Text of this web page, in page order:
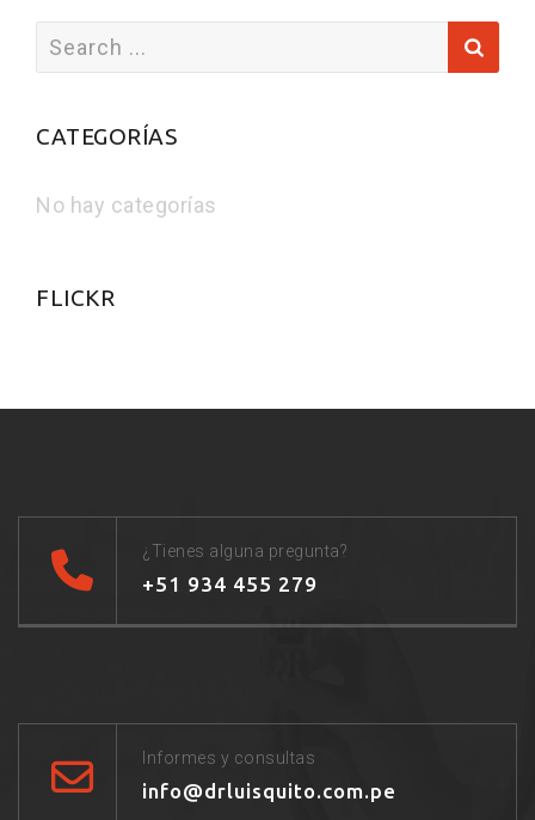
Search
CATEGORÍAS
No hay categorías
FLICKR
¿Tienes alguna pregunta?
+51 934 455 279
Informes y consultas
info@drluisquito.com.pe